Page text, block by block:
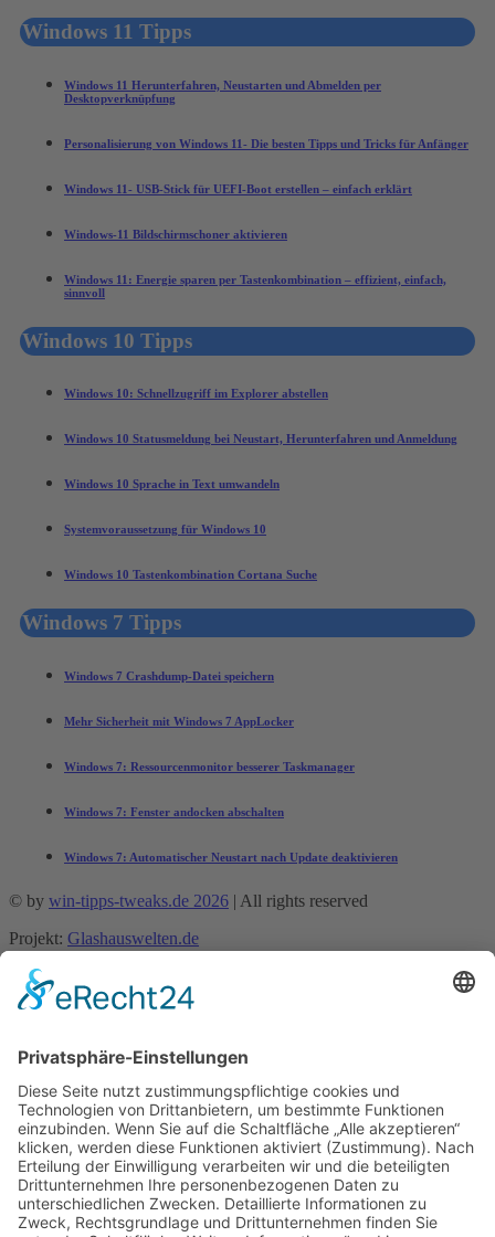
Windows 11 Tipps
Windows 11 Herunterfahren, Neustarten und Abmelden per
Desktopverknüpfung
Personalisierung von Windows 11- Die besten Tipps und Tricks für Anfänger
Windows 11- USB-Stick für UEFI-Boot erstellen – einfach erklärt
Windows-11 Bildschirmschoner aktivieren
Windows 11: Energie sparen per Tastenkombination – effizient, einfach,
sinnvoll
Windows 10 Tipps
Windows 10: Schnellzugriff im Explorer abstellen
Windows 10 Statusmeldung bei Neustart, Herunterfahren und Anmeldung
Windows 10 Sprache in Text umwandeln
Systemvoraussetzung für Windows 10
Windows 10 Tastenkombination Cortana Suche
Windows 7 Tipps
Windows 7 Crashdump-Datei speichern
Mehr Sicherheit mit Windows 7 AppLocker
Windows 7: Ressourcenmonitor besserer Taskmanager
Windows 7: Fenster andocken abschalten
Windows 7: Automatischer Neustart nach Update deaktivieren
© by win-tipps-tweaks.de 2026 | All rights reserved
Projekt: Glashauswelten.de
Mobile Menu Toggle
Excel
Outlook
Powerpoint
Allgemein
Künstliche Intelligenz
Gemini
ChatGPT
Windows 11 Tipps Tricks